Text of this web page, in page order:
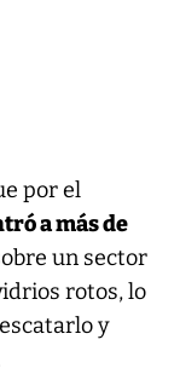
por el
a más de
un sector
rotos, lo
y